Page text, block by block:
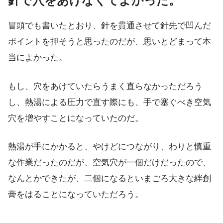
冒頭でも書いたとおり、針を貫通させて針先で凹んだ
ポイントを押そうと思ったのだが、思いとどまって本
当によかった。
もし、穴をあけていたらうまく直らなかっただろう
し、熱湯による圧力で直す際にも、手で塞ぐべき空気
穴を増やすことになっていたのだ。
熱湯が手にかかると、やけどにつながり、わりと慎重
な作業だったのだが、空気穴が一個だけだったので、
なんとかできたが、二個になるといまごろ大きな絆創
膏をはることになっていただろう。